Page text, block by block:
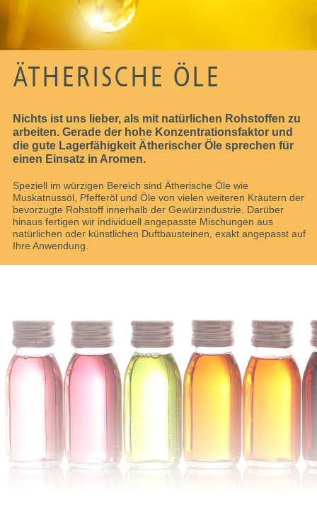
ÄTHERISCHE ÖLE
Nichts ist uns lieber, als mit natürlichen Rohstoffen zu
arbeiten. Gerade der hohe Konzentrationsfaktor und
die gute Lagerfähigkeit Ätherischer Öle sprechen für
einen Einsatz in Aromen.
Speziell im würzigen Bereich sind Ätherische Öle wie
Muskatnussöl, Pfefferöl und Öle von vielen weiteren Kräutern der
bevorzugte Rohstoff innerhalb der Gewürzindustrie. Darüber
hinaus fertigen wir individuell angepasste Mischungen aus
natürlichen oder künstlichen Duftbausteinen, exakt angepasst auf
Ihre Anwendung.